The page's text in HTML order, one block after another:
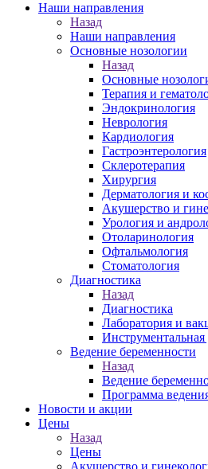
Наши направления
Назад
Наши направления
Основные нозологии
Назад
Основные
Терапия и
Эндокринология
Неврология
Кардиология
Гастроэнтерология
Склеротерапия
Хирургия
Дерматология и
Акушерство и
Урология и
Отоларинология
Офтальмология
Стоматология
Диагностика
Назад
Диагностика
Лаборатория и
Инструментальная
Ведение беременности
Назад
Ведение
Программа
Новости и акции
Цены
Назад
Цены
Акушерство и